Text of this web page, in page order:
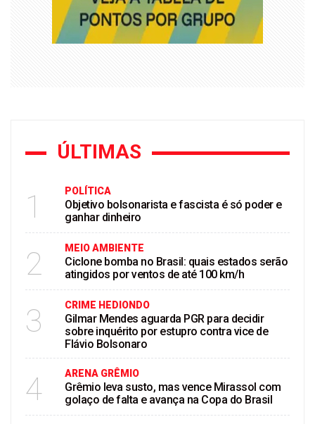
ÚLTIMAS
1 POLÍTICA
Objetivo bolsonarista e fascista é só poder e
ganhar dinheiro
2 MEIO AMBIENTE
Ciclone bomba no Brasil: quais estados serão
atingidos por ventos de até 100 km/h
3 CRIME HEDIONDO
Gilmar Mendes aguarda PGR para decidir
sobre inquérito por estupro contra vice de
Flávio Bolsonaro
4 ARENA GRÊMIO
Grêmio leva susto, mas vence Mirassol com
golaço de falta e avança na Copa do Brasil